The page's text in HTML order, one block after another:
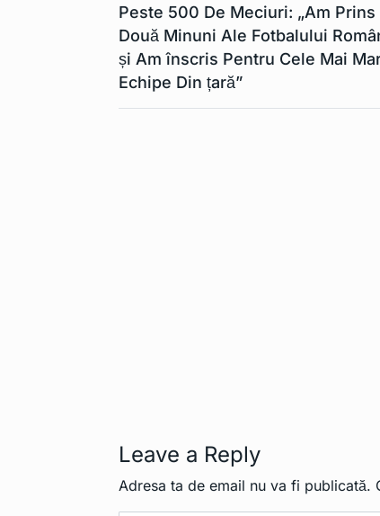
Peste 500 De Meciuri: „Am Prins
Două Minuni Ale Fotbalului
și Am înscris Pentru Cele Mai
Echipe Din țară”
Leave a Reply
Adresa ta de email nu va fi publicată.